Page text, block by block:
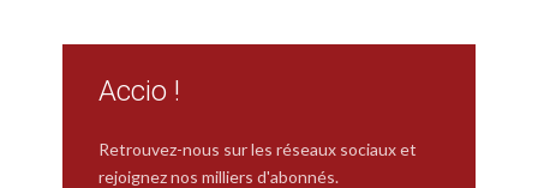
Accio !
Retrouvez-nous sur les réseaux sociaux et
rejoignez nos milliers d'abonnés.